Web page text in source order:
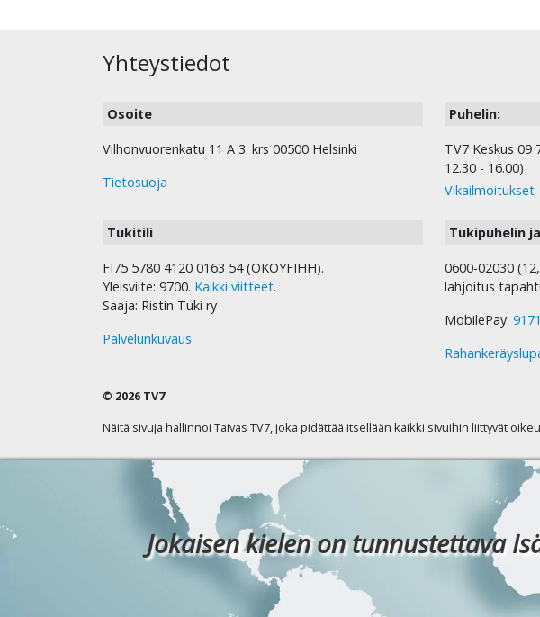
Yhteystiedot
Osoite
Vilhonvuorenkatu 11 A 3. krs 00500 Helsinki
Tietosuoja
Puhelin:
TV7 Keskus 09
12.30 - 16.00)
Vikailmoitukset
Tukitili
FI75 5780 4120 0163 54 (OKOYFIHH).
Yleisviite: 9700. Kaikki viitteet.
Saaja: Ristin Tuki ry
Palvelunkuvaus
Tukipuhelin
0600-02030
lahjoitus
MobilePay:
© 2026 TV7
Näitä sivuja hallinnoi Taivas TV7, joka pidättää itsellään kaikki sivuihin liittyvät
Jokaisen kielen on tunnustettava